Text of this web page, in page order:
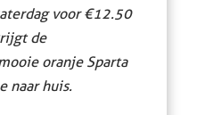
voor €12.50
de
oranje Sparta
naar huis.